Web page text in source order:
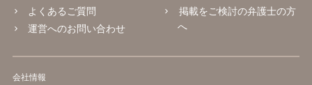
よくあるご質問
運営へのお問い合わせ
掲載をご検討の弁護士の方
へ
会社情報